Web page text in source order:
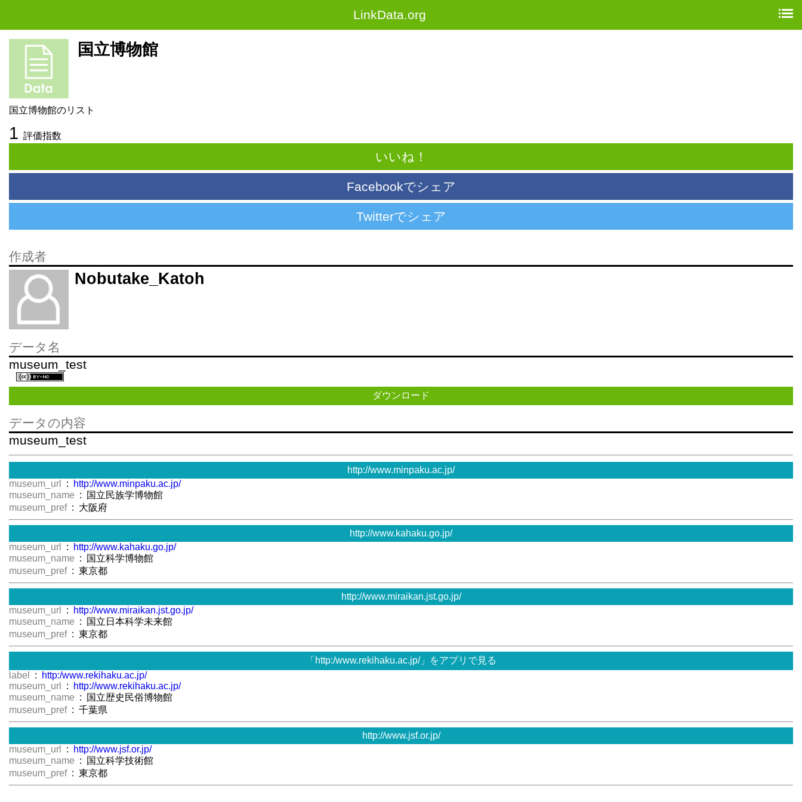
LinkData.org
国立博物館
国立博物館のリスト
1 評価指数
いいね！
Facebookでシェア
Twitterでシェア
作成者
Nobutake_Katoh
データ名
museum_test
ダウンロード
データの内容
museum_test
http://www.minpaku.ac.jp/
museum_url
:
http://www.minpaku.ac.jp/
museum_name : 国立民族学博物館
museum_pref : 大阪府
http://www.kahaku.go.jp/
museum_url
:
http://www.kahaku.go.jp/
museum_name : 国立科学博物館
museum_pref : 東京都
http://www.miraikan.jst.go.jp/
museum_url
:
http://www.miraikan.jst.go.jp/
museum_name : 国立日本科学未来館
museum_pref : 東京都
「http:/www.rekihaku.ac.jp/」をアプリで見る
label
:
http:/www.rekihaku.ac.jp/
museum_url
:
http://www.rekihaku.ac.jp/
museum_name : 国立歴史民俗博物館
museum_pref : 千葉県
http://www.jsf.or.jp/
museum_url
:
http://www.jsf.or.jp/
museum_name : 国立科学技術館
museum_pref : 東京都